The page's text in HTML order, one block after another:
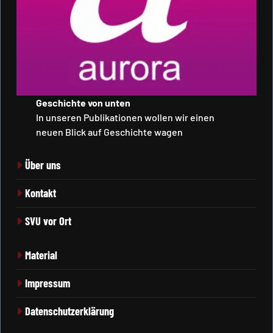
Geschichte von unten
In unseren Publikationen wollen wir einen
neuen Blick auf Geschichte wagen
Über uns
Kontakt
SVU vor Ort
Material
Impressum
Datenschutzerklärung